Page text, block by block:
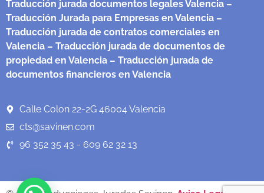
Traducción jurada documentos legales Valencia –
Traducción Jurada para Empresas en Valencia –
Traducción jurada de contratos comerciales en
Valencia – Traducción jurada de documentos de
propiedad en Valencia – Traducción jurada de
documentos financieros en Valencia
Calle Colon 22-2G 46004 Valencia
cts@savinen.com
96 352 35 43 - 609 62 32 13